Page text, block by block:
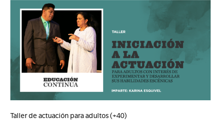
Taller de actuación para adultos (+40)